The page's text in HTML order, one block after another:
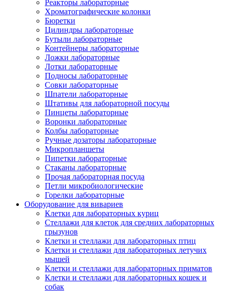
Реакторы лабораторные
Хроматографические колонки
Бюретки
Цилиндры лабораторные
Бутыли лабораторные
Контейнеры лабораторные
Ложки лабораторные
Лотки лабораторные
Подносы лабораторные
Совки лабораторные
Шпатели лабораторные
Штативы для лабораторной посуды
Пинцеты лабораторные
Воронки лабораторные
Колбы лабораторные
Ручные дозаторы лабораторные
Микропланшеты
Пипетки лабораторные
Стаканы лабораторные
Прочая лабораторная посуда
Петли микробиологические
Горелки лабораторные
Оборудование для вивариев
Клетки для лабораторных куриц
Стеллажи для клеток для средних лабораторных
грызунов
Клетки и стеллажи для лабораторных птиц
Клетки и стеллажи для лабораторных летучих
мышей
Клетки и стеллажи для лабораторных приматов
Клетки и стеллажи для лабораторных кошек и
собак